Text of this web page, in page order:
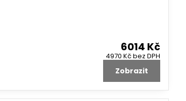
6014 Kč
4970 Kčbez DPH
Zobrazit